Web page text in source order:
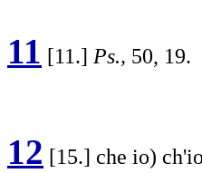
11 [11.] Ps., 50, 19.
12 [15.] che io) ch'io